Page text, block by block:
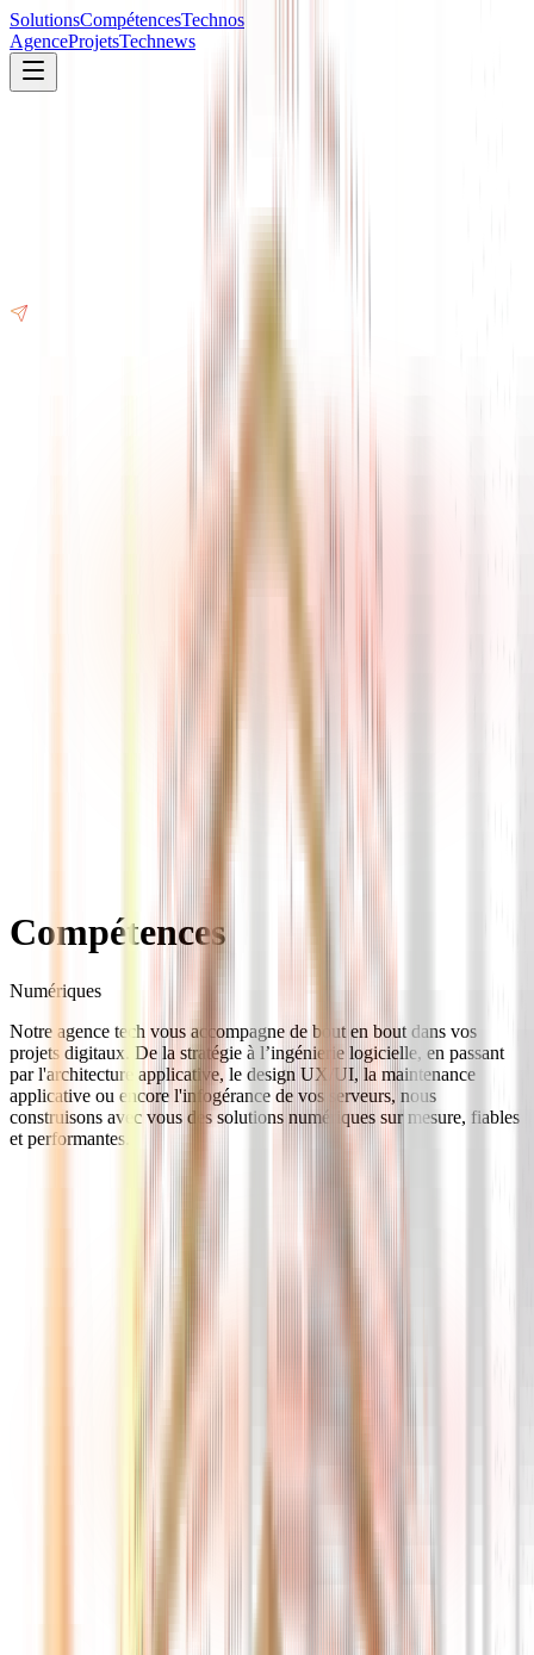
SolutionsCompétencesTechnos
AgenceProjetsTechnews
Compétences
Numériques
Notre agence tech vous accompagne de bout en bout dans vos
projets digitaux. De la stratégie à l’ingénierie logicielle, en passant
par l'architecture applicative, le design UX/UI, la maintenance
applicative ou encore l'infogérance de vos serveurs, nous
construisons avec vous des solutions numériques sur mesure, fiables
et performantes.